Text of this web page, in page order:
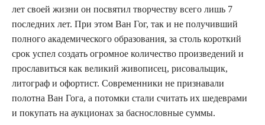
лет своей жизни он посвятил творчеству всего лишь 7
последних лет. При этом Ван Гог, так и не получивший
полного академического образования, за столь короткий
срок успел создать огромное количество произведений и
прославиться как великий живописец, рисовальщик,
литограф и офортист. Современники не признавали
полотна Ван Гога, а потомки стали считать их шедеврами
и покупать на аукционах за баснословные суммы.